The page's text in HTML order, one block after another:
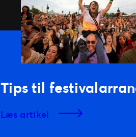
Tips til
læs artikel